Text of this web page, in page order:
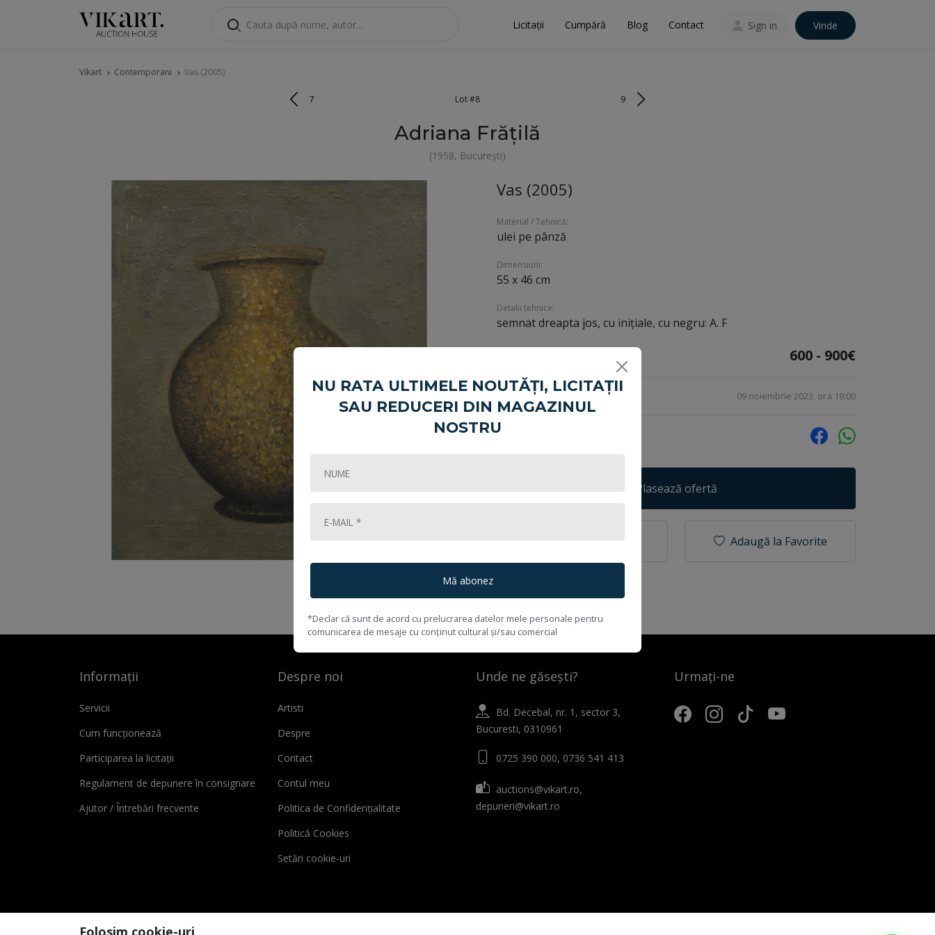
Licitații Cumpără Blog Contact Sign in Vinde
Vikart Contemporani Vas (2005)
7 Lot #8 9
Adriana Frățilă
(1958, București)
Vas (2005)
Material / Tehnică:
ulei pe pânză
Dimensiuni:
55 x 46 cm
Detalii tehnice:
semnat dreapta jos, cu inițiale, cu negru: A. F
600 - 900€
Încheiată în: 09 noiembrie 2023, ora 19:00
Share:
Plasează ofertă
Adaugă la Favorite
Informații
Servicii
Cum funcționează
Participarea la licitații
Regulament de depunere în consignare
Ajutor / Întrebări frecvente
Despre noi
Artisti
Despre
Contact
Contul meu
Politica de Confidențialitate
Politică Cookies
Setări cookie-uri
Unde ne găsești?
Bd. Decebal, nr. 1, sector 3,
Bucuresti, 0310961
0725 390 000, 0736 541 413
auctions@vikart.ro,
depuneri@vikart.ro
Urmați-ne
Folosim cookie-uri
NU RATA ULTIMELE NOUTĂȚI, LICITAȚII
SAU REDUCERI DIN MAGAZINUL
NOSTRU
Mă abonez
*Declar că sunt de acord cu prelucrarea datelor mele personale pentru
comunicarea de mesaje cu conținut cultural și/sau comercial